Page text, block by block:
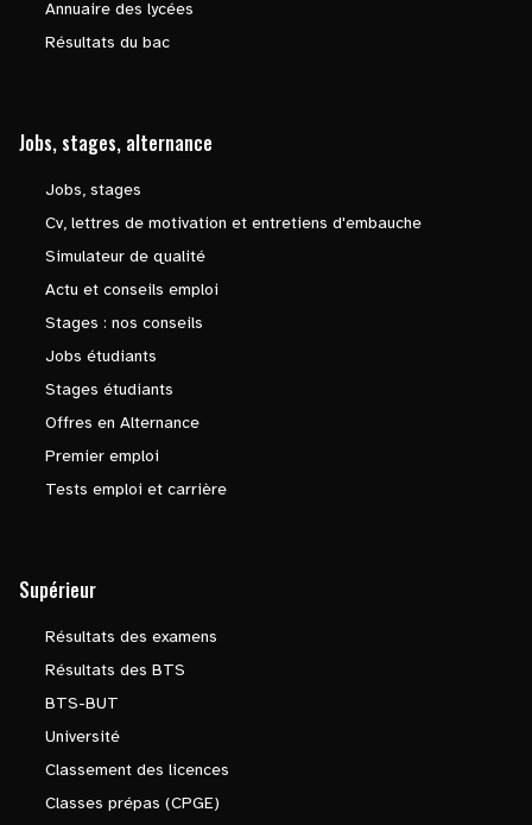
Annuaire des lycées
Résultats du bac
Jobs, stages, alternance
Jobs, stages
Cv, lettres de motivation et entretiens d'embauche
Simulateur de qualité
Actu et conseils emploi
Stages : nos conseils
Jobs étudiants
Stages étudiants
Offres en Alternance
Premier emploi
Tests emploi et carrière
Supérieur
Résultats des examens
Résultats des BTS
BTS-BUT
Université
Classement des licences
Classes prépas (CPGE)